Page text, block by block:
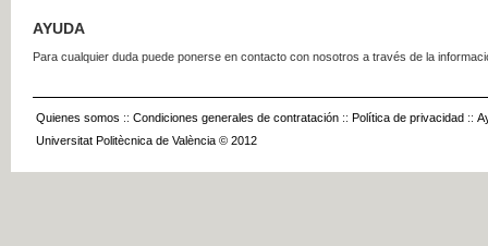
AYUDA
Para cualquier duda puede ponerse en contacto con nosotros a través de la
Quienes somos :: Condiciones generales de contratación :: Política de privacidad ::
Universitat Politècnica de València © 2012